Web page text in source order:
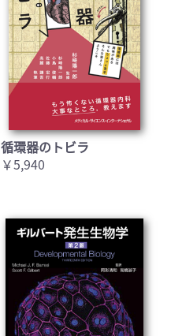
循環器のトビラ
￥5,940